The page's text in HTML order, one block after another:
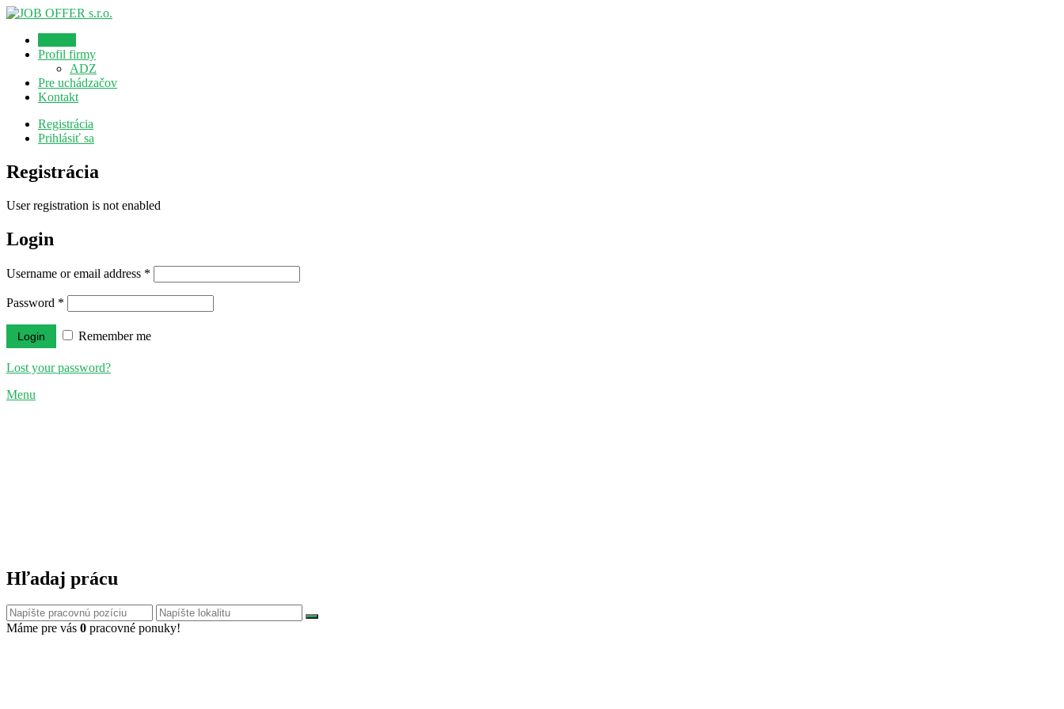
Profil firmy
ADZ
Pre uchádzačov
Kontakt
Registrácia
Prihlásiť sa
Registrácia
User registration is not enabled
Login
Username or email address *
Password *
Remember me
Lost your password?
Menu
Hľadaj prácu
Máme pre vás 0 pracovné ponuky!